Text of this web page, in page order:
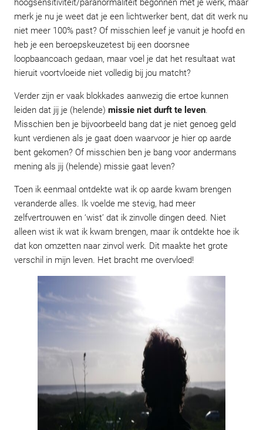
hoogsensitiviteit/paranormaliteit begonnen met je werk, maar
merk je nu je weet dat je een lichtwerker bent, dat dit werk nu
niet meer 100% past? Of misschien leef je vanuit je hoofd en
heb je een beroepskeuzetest bij een doorsnee
loopbaancoach gedaan, maar voel je dat het resultaat wat
hieruit voortvloeide niet volledig bij jou matcht?
Verder zijn er vaak blokkades aanwezig die ertoe kunnen
leiden dat jij je (helende) missie niet durft te leven.
Misschien ben je bijvoorbeeld bang dat je niet genoeg geld
kunt verdienen als je gaat doen waarvoor je hier op aarde
bent gekomen? Of misschien ben je bang voor andermans
mening als jij (helende) missie gaat leven?
Toen ik eenmaal ontdekte wat ik op aarde kwam brengen
veranderde alles. Ik voelde me stevig, had meer
zelfvertrouwen en ‘wist’ dat ik zinvolle dingen deed. Niet
alleen wist ik wat ik kwam brengen, maar ik ontdekte hoe ik
dat kon omzetten naar zinvol werk. Dit maakte het grote
verschil in mijn leven. Het bracht me overvloed!